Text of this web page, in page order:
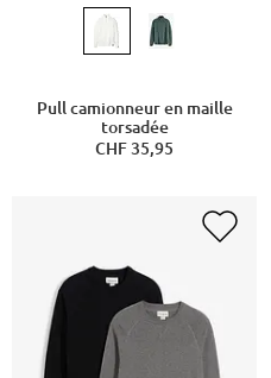
Pull camionneur en maille
torsadée
CHF 35,95